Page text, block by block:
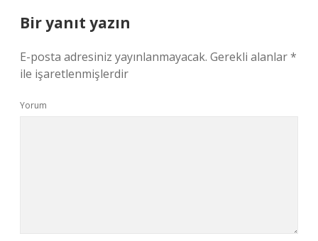
Bir yanıt yazın
E-posta adresiniz yayınlanmayacak. Gerekli alanlar*
ile işaretlenmişlerdir
Yorum